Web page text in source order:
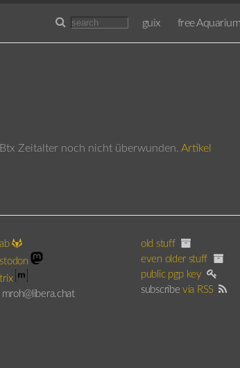
guix free Aquarium
Zeitalter noch nicht überwunden. Artikel
mroh@libera.chat
old stuff
even older stuff
public pgp key
subscribevia RSS